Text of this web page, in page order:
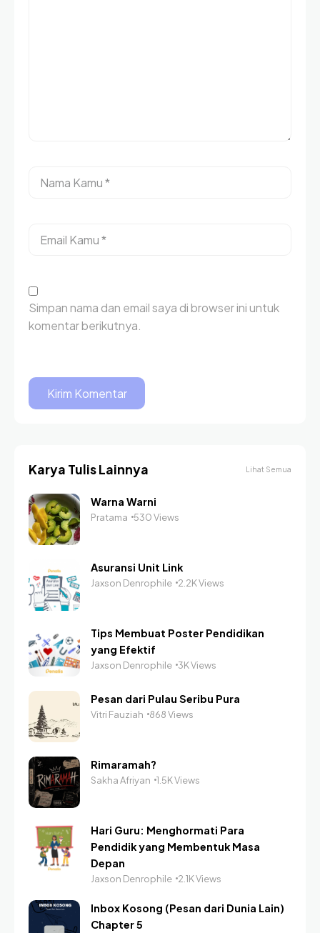
Simpan nama dan email saya di browser ini untuk
komentar berikutnya.
Karya Tulis Lainnya Lihat Semua
Warna Warni
Pratama 530 Views
Asuransi Unit Link
Jaxson Denrophile 2.2K Views
Tips Membuat Poster Pendidikan
yang Efektif
Jaxson Denrophile 3K Views
Pesan dari Pulau Seribu Pura
Vitri Fauziah 868 Views
Rimaramah?
Sakha Afriyan 1.5K Views
Hari Guru: Menghormati Para
Pendidik yang Membentuk Masa
Depan
Jaxson Denrophile 2.1K Views
Inbox Kosong (Pesan dari Dunia Lain)
Chapter 5